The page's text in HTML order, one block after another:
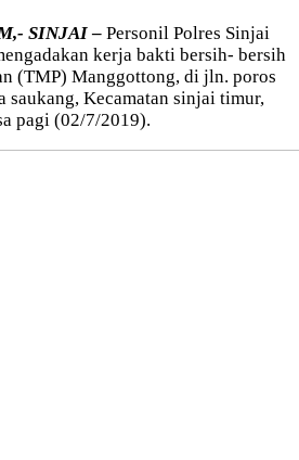
SINJAI– Personil Polres Sinjai
kerja bakti bersih- bersih
(TMP) Manggottong, di jln. poros
saukang, Kecamatan sinjai timur,
pagi (02/7/2019).